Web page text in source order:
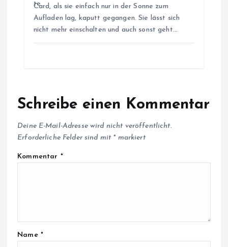
Card, als sie einfach nur in der Sonne zum
Aufladen lag, kaputt gegangen. Sie lässt sich
nicht mehr einschalten und auch sonst geht…
Schreibe einen Kommentar
Deine E-Mail-Adresse wird nicht veröffentlicht.
Erforderliche Felder sind mit *markiert
Kommentar *
Name *